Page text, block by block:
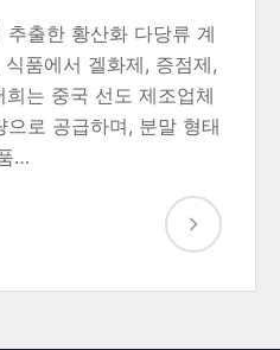
출한 황산화 다당류 계
품에서 겔화제, 증점제,
는 중국 선도 제조업체
로 공급하며, 분말 형태
…